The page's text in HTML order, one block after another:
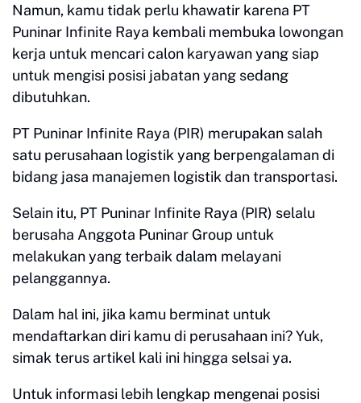
Namun, kamu tidak perlu khawatir karena PT
Puninar Infinite Raya kembali membuka lowongan
kerja untuk mencari calon karyawan yang siap
untuk mengisi posisi jabatan yang sedang
dibutuhkan.
PT Puninar Infinite Raya (PIR) merupakan salah
satu perusahaan logistik yang berpengalaman di
bidang jasa manajemen logistik dan transportasi.
Selain itu, PT Puninar Infinite Raya (PIR) selalu
berusaha Anggota Puninar Group untuk
melakukan yang terbaik dalam melayani
pelanggannya.
Dalam hal ini, jika kamu berminat untuk
mendaftarkan diri kamu di perusahaan ini? Yuk,
simak terus artikel kali ini hingga selsai ya.
Untuk informasi lebih lengkap mengenai posisi